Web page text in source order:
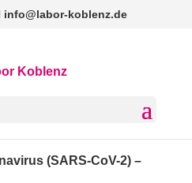
info@labor-koblenz.de
(SARS-CoV-2) –